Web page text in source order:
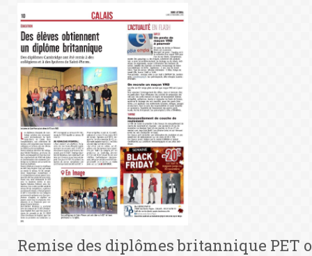
Remise des diplômes britannique PET